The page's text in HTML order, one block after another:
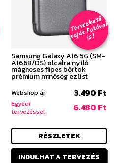
T
er
v
e
z
h
e
t
ő
s
aj
á
t
f
o
t
ó
v
al
i
s
!
Samsung Galaxy A16 5G (SM-
A166B/DS) oldalra nyíló
mágneses flipes bőrtok
prémium minőség ezüst
Webshop ár 3.490 Ft
Egyedi
tervezéssel
6.480 Ft
RÉSZLETEK
INDULHAT A TERVEZÉS